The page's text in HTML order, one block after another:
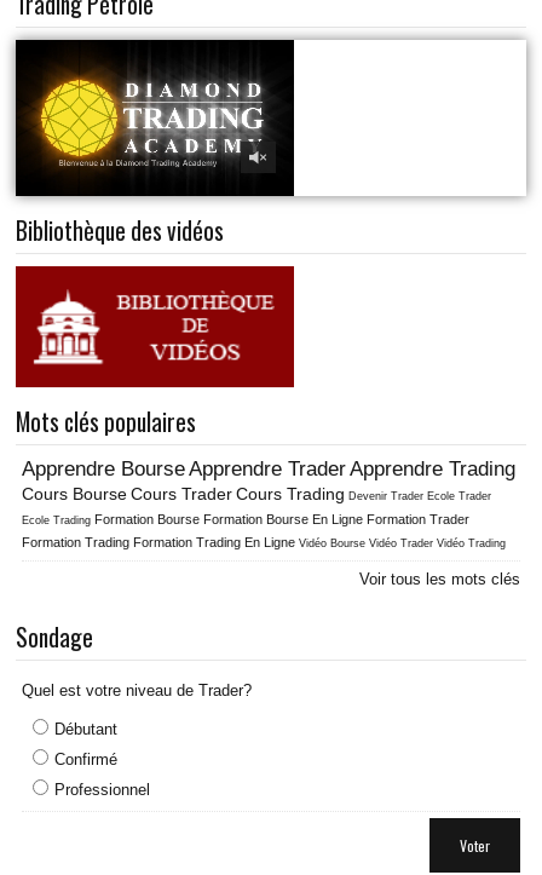
Bibliothèque des vidéos
Mots clés populaires
Apprendre BourseApprendre TraderApprendre Trading
Cours Bourse Cours Trader Cours Trading Devenir Trader Ecole Trader
Ecole Trading Formation Bourse Formation Bourse En Ligne Formation Trader
Formation Trading Formation Trading En Ligne Vidéo Bourse Vidéo Trader Vidéo Trading
Voir tous les mots clés
Sondage
Quel est votre niveau de Trader?
Débutant
Confirmé
Professionnel
Voter